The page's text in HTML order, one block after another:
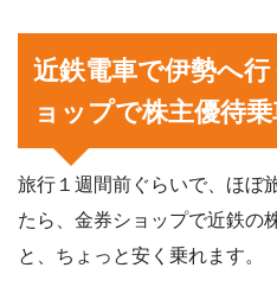
近鉄電車で伊勢へ
ョップで株主優待乗
旅行１週間前ぐらいで、ほぼ
たら、金券ショップで近鉄の
と、ちょっと安く乗れます。